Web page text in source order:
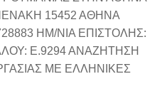
15452 ΑΘΗΝΑ
ΗΜ/ΝΙΑ ΕΠΙΣΤΟΛΗΣ:
Ε.9294 ΑΝΑΖΗΤΗΣΗ
ΜΕ ΕΛΛΗΝΙΚΕΣ